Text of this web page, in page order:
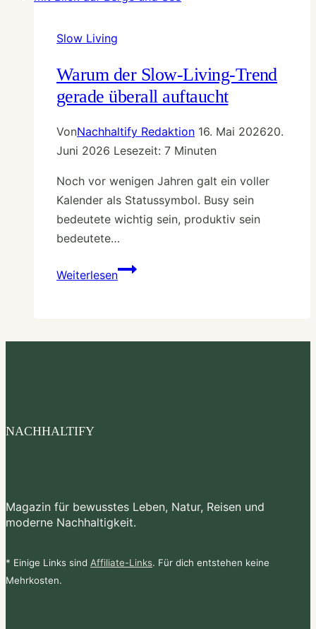
online
sind
Slow Living
Warum der Slow-Living-Trend
gerade überall auftaucht
VonNachhaltify Redaktion 16. Mai 202620.
Juni 2026 Lesezeit: 7 Minuten
Noch vor wenigen Jahren galt ein voller
Kalender als Statussymbol. Busy sein
bedeutete wichtig sein, produktiv sein
bedeutete…
WeiterlesenWarum
Trend
NACHHALTIFY
Magazin für bewusstes Leben, Natur, Reisen und
moderne Nachhaltigkeit.
* Einige Links sind Affiliate-Links. Für dich entstehen keine
Mehrkosten.